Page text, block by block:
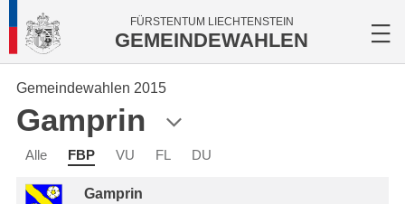
FÜRSTENTUM LIECHTENSTEIN
GEMEINDEWAHLEN
Gemeindewahlen 2015
Gamprin
Alle FBP VU FL DU
Gamprin